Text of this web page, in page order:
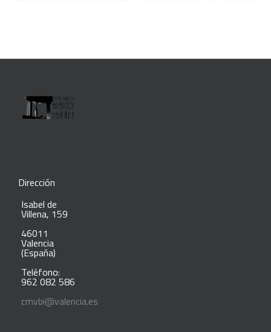
Dirección
Isabel de
Villena, 159
46011
Valencia
(España)
Teléfono:
962 082 586
cmvbi@valencia.es